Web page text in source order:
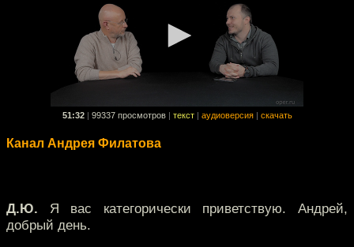
51:32 99337 просмотров текст аудиоверсия скачать
Канал Андрея Филатова
Д.Ю. Я вас категорически приветствую. Андрей,
добрый день.